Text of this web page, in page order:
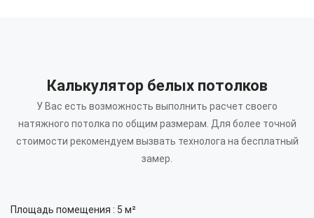
Калькулятор белых потолков
У Вас есть возможность выполнить расчет своего
натяжного потолка по общим размерам. Для более точной
стоимости рекомендуем вызвать технолога на бесплатный
замер.
Площадь помещения : 5 м²